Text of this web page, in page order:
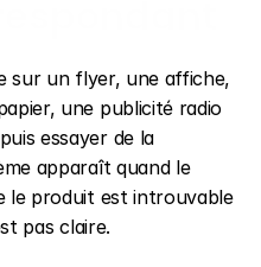
sur un flyer, une affiche,
une publicité radio
essayer de la
apparaît quand le
le produit est introuvable
pas claire.